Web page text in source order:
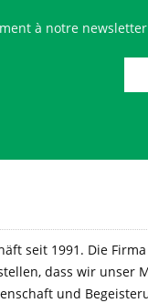
à notre
seit 1991. Die
dass wir unser
und